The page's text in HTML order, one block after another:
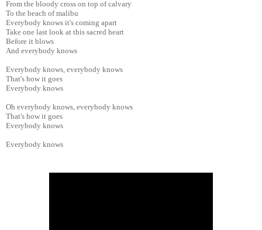
From the bloody cross on top of calvary
To the beach of malibu
Everybody knows it's coming apart
Take one last look at this sacred heart
Before it blows
And everybody knows
Everybody knows, everybody knows
That's how it goes
Everybody knows
Oh everybody knows, everybody knows
That's how it goes
Everybody knows
Everybody knows